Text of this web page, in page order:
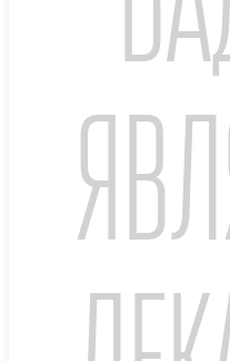
© 2026 АО «Отисифарм»,
муниципальный округ
помещ. 1/16,
конфиденциальности
Apteka.ru – сервис по
товаров. Под «заказом» на
формирование
АО НПК «Катрен» от
выбранного товара в
офертой. Возрастное
ссылку, Вы покидаете сайт
на сайт третьих лиц,
«Отисифарм». АО
содержание и корректность